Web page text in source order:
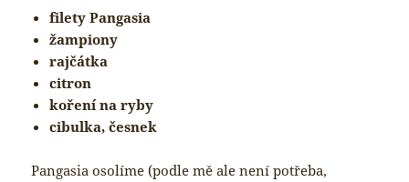
filety Pangasia
žampiony
rajčátka
citron
koření na ryby
cibulka, česnek
Pangasia osolíme (podle mě ale není potřeba,